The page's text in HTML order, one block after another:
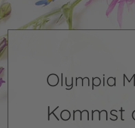
Olympia
Kommst